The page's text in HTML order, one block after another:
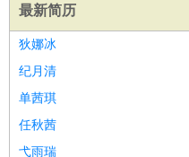
最新简历
狄娜冰
纪月清
单茜琪
任秋茜
弋雨瑞